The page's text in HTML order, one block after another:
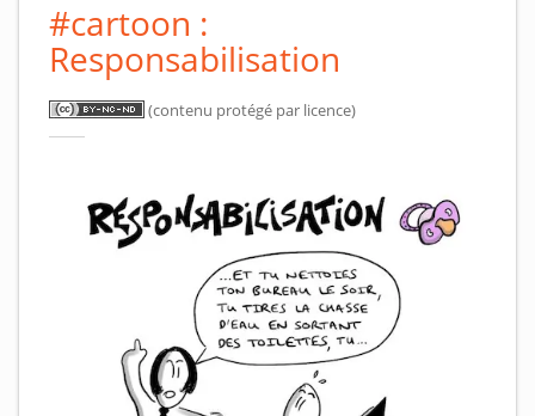
#cartoon :
Responsabilisation
(contenu protégé par licence)